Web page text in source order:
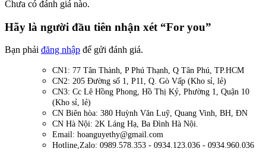
Chưa có đánh giá nào.
Hãy là người đầu tiên nhận xét “For you”
Bạn phải đăng nhập để gửi đánh giá.
CN1: 77 Tân Thành, P Phú Thạnh, Q Tân Phú, TP.HCM
CN2: 205 Đường số 1, P11, Q. Gò Vấp (Kho sỉ, lẻ)
CN3: Cc Lê Hồng Phong, Hồ Thị Kỷ, Phường 1, Quận 10
(Kho sỉ, lẻ)
CN Biên hòa: 380 Huỳnh Văn Luỹ, Quang Vinh, BH, ĐN
CN Hà Nội: 2K Láng Hạ, Ba Đình Hà Nội.
Email: hoanguyethy@gmail.com
Hotline,Zalo: 0989.578.353 - 0934.123.036 - 0934.960.036